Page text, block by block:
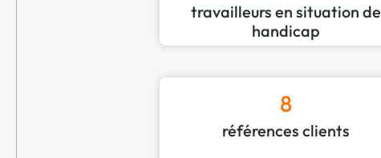
travailleurs en situation de
handicap
8
références clients